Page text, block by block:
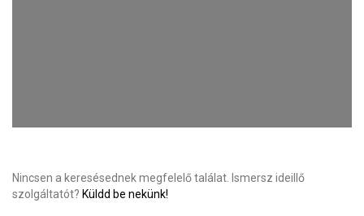
Nincsen a keresésednek megfelelő találat. Ismersz ideillő
szolgáltatót? Küldd be nekünk!